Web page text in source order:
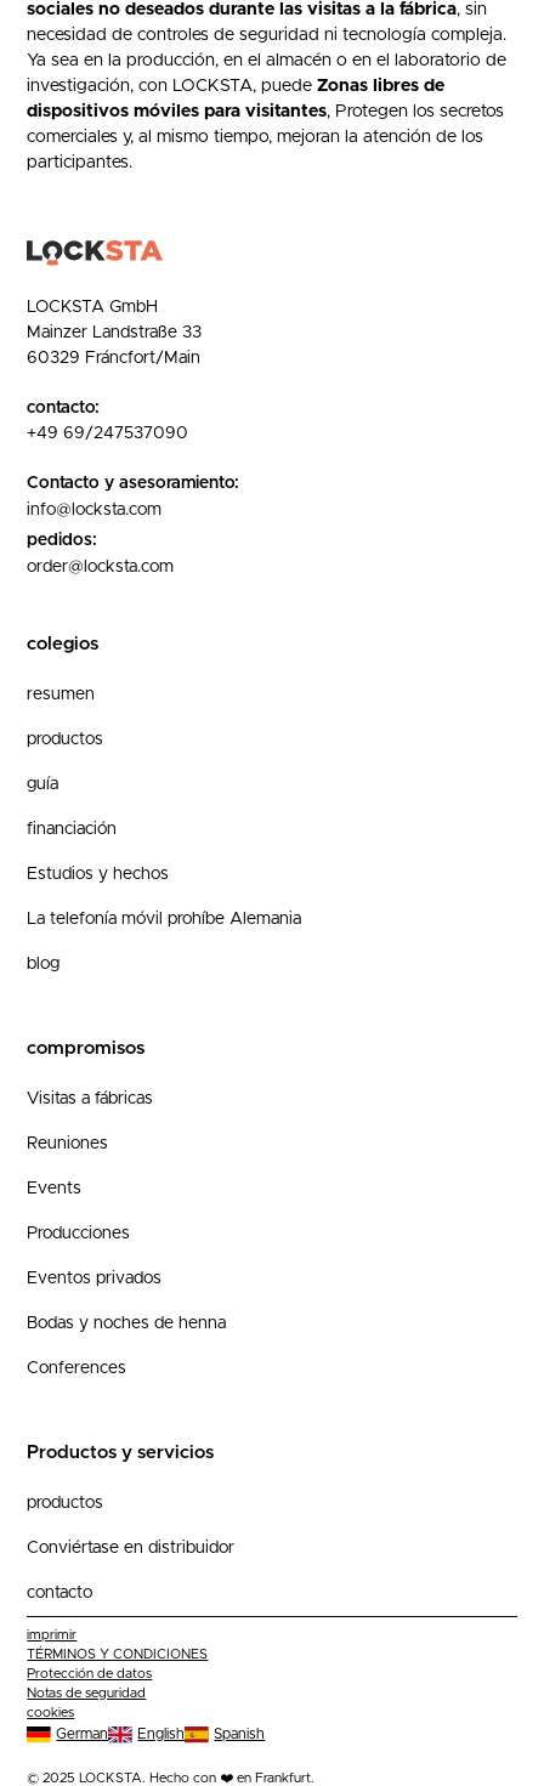
sociales no deseados durante las visitas a la fábrica, sin
necesidad de controles de seguridad ni tecnología compleja.
Ya sea en la producción, en el almacén o en el laboratorio de
investigación, con LOCKSTA, puedeZonas libres de
dispositivos móviles para visitantes, Protegen los secretos
comerciales y, al mismo tiempo, mejoran la atención de los
participantes.
LOCKSTA GmbH
Mainzer Landstraße 33
60329 Fráncfort/Main
contacto:
+49 69/247537090
Contacto y asesoramiento:
info@locksta.com
pedidos:
order@locksta.com
colegios
resumen
productos
guía
financiación
Estudios y hechos
La telefonía móvil prohíbe Alemania
blog
compromisos
Visitas a fábricas
Reuniones
Events
Producciones
Eventos privados
Bodas y noches de henna
Conferences
Productos y servicios
productos
Conviértase en distribuidor
contacto
© 2025 LOCKSTA. Hecho con ❤️ en Frankfurt.
imprimir
TÉRMINOS Y CONDICIONES
Protección de datos
Notas de seguridad
cookies
German English Spanish